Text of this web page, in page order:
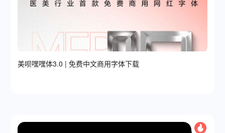
美呗嘿嘿体3.0 | 免费中文商用字体下载